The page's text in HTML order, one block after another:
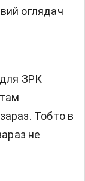
оглядач
ЗРК
Тобто в
не